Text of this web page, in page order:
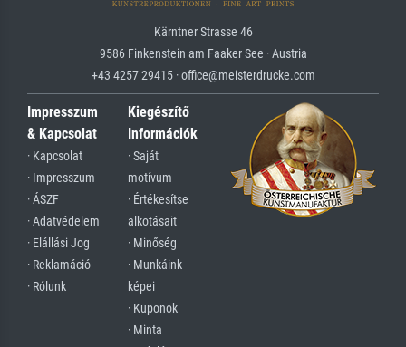
Kärntner Strasse 46
9586 Finkenstein am Faaker See · Austria
+43 4257 29415 · office@meisterdrucke.com
Impresszum
& Kapcsolat
· Kapcsolat
· Impresszum
· ÁSZF
· Adatvédelem
· Elállási Jog
· Reklamáció
· Rólunk
Kiegészítő
Információk
· Saját
motívum
· Értékesítse
alkotásait
· Minőség
· Munkáink
képei
· Kuponok
· Minta